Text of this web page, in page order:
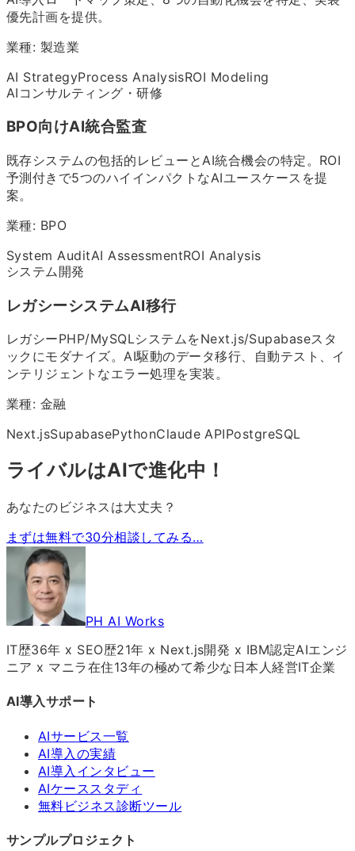
優先計画を提供。
業種: 製造業
AI StrategyProcess AnalysisROI Modeling
AIコンサルティング・研修
BPO向けAI統合監査
既存システムの包括的レビューとAI統合機会の特定。ROI
予測付きで5つのハイインパクトなAIユースケースを提
案。
業種: BPO
System AuditAI AssessmentROI Analysis
システム開発
レガシーシステムAI移行
レガシーPHP/MySQLシステムをNext.js/Supabaseスタ
ックにモダナイズ。AI駆動のデータ移行、自動テスト、イ
ンテリジェントなエラー処理を実装。
業種: 金融
Next.jsSupabasePythonClaude APIPostgreSQL
ライバルはAIで進化中！
あなたのビジネスは大丈夫？
まずは無料で30分相談してみる…
PH AI Works
IT歴36年 x SEO歴21年 x Next.js開発 x IBM認定AIエンジ
ニア x マニラ在住13年の極めて希少な日本人経営IT企業
AI導入サポート
AIサービス一覧
AI導入の実績
AI導入インタビュー
AIケーススタディ
無料ビジネス診断ツール
サンプルプロジェクト